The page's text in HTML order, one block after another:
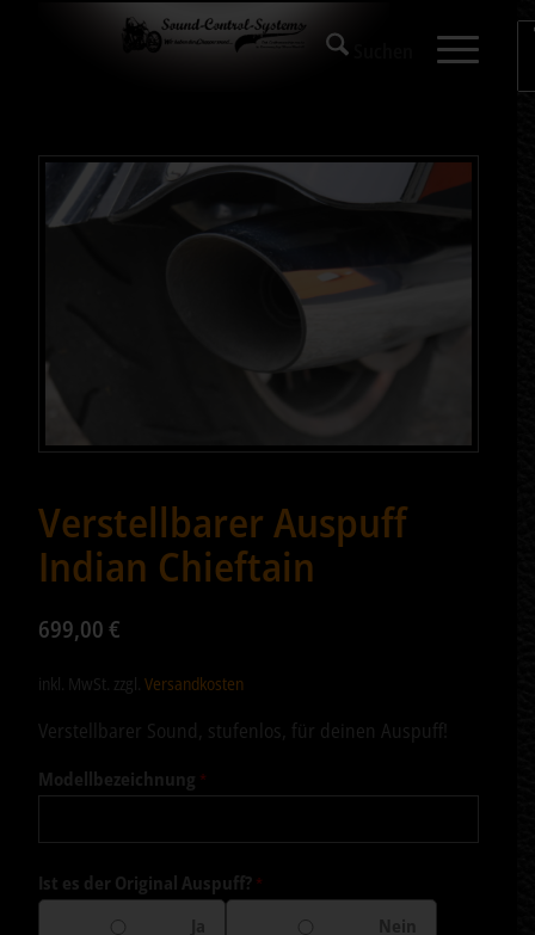
Verstellbarer Auspuff
Indian Chieftain
699,00€
inkl. MwSt. zzgl.Versandkosten
Verstellbarer Sound, stufenlos, für deinen Auspuff!
Modellbezeichnung *
Ist es der Original Auspuff? *